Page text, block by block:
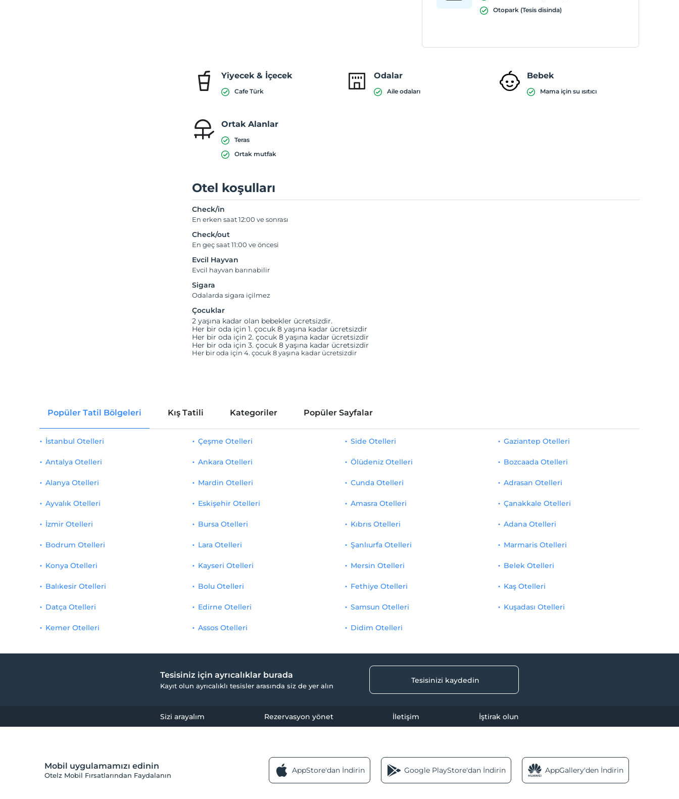
Otopark (Tesis disinda)
Yiyecek & İçecek
Cafe Türk
Odalar
Aile odaları
Bebek
Mama için su ısıtıcı
Ortak Alanlar
Teras
Ortak mutfak
Otel koşulları
Check/in
En erken saat 12:00 ve sonrası
Check/out
En geç saat 11:00 ve öncesi
Evcil Hayvan
Evcil hayvan barınabilir
Sigara
Odalarda sigara içilmez
Çocuklar
2 yaşına kadar olan bebekler ücretsizdir.
Her bir oda için 1. çocuk 8 yaşına kadar ücretsizdir
Her bir oda için 2. çocuk 8 yaşına kadar ücretsizdir
Her bir oda için 3. çocuk 8 yaşına kadar ücretsizdir
Her bir oda için 4. çocuk 8 yaşına kadar ücretsizdir
Popüler Tatil Bölgeleri Kış Tatili Kategoriler Popüler Sayfalar
İstanbul Otelleri
Antalya Otelleri
Alanya Otelleri
Ayvalık Otelleri
İzmir Otelleri
Çeşme Otelleri
Ankara Otelleri
Mardin Otelleri
Eskişehir Otelleri
Bursa Otelleri
Side Otelleri
Ölüdeniz Otelleri
Cunda Otelleri
Amasra Otelleri
Kıbrıs Otelleri
Gaziantep Otelleri
Bozcaada Otelleri
Adrasan Otelleri
Çanakkale Otelleri
Adana Otelleri
Bodrum Otelleri
Konya Otelleri
Balıkesir Otelleri
Datça Otelleri
Kemer Otelleri
Lara Otelleri
Kayseri Otelleri
Bolu Otelleri
Edirne Otelleri
Assos Otelleri
Şanlıurfa Otelleri
Mersin Otelleri
Fethiye Otelleri
Samsun Otelleri
Didim Otelleri
Marmaris Otelleri
Belek Otelleri
Kaş Otelleri
Kuşadası Otelleri
Tesisiniz için ayrıcalıklar burada
Kayıt olun ayrıcalıklı tesisler arasında siz de yer alın
Tesisinizi kaydedin
Sizi arayalım Rezervasyon yönet İletişim İştirak olun
Mobil uygulamamızı edinin
Otelz Mobil Fırsatlarından Faydalanın
AppStore'dan İndirin Google PlayStore'dan İndirin AppGallery'den İndirin